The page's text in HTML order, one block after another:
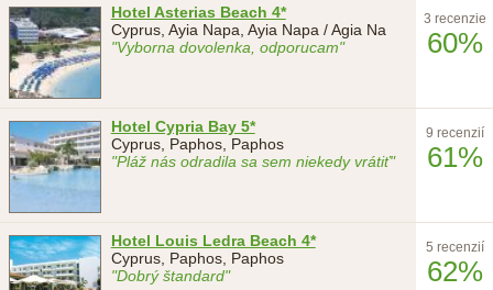
Hotel Asterias Beach 4*
Cyprus, Ayia Napa, Ayia Napa / Agia Na
"Vyborna dovolenka, odporucam"
3 recenzie
60%
Hotel Cypria Bay 5*
Cyprus, Paphos, Paphos
"Pláž nás odradila sa sem niekedy vrátiť"
9 recenzií
61%
Hotel Louis Ledra Beach 4*
Cyprus, Paphos, Paphos
"Dobrý štandard"
5 recenzií
62%